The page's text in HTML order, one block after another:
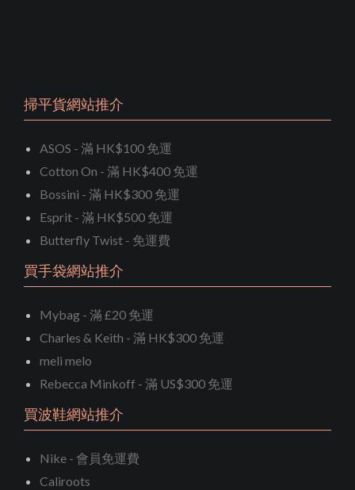
掃平貨網站推介
ASOS - 滿 HK$100 免運
Cotton On - 滿 HK$400 免運
Bossini - 滿 HK$300 免運
Esprit - 滿 HK$500 免運
Butterfly Twist - 免運費
買手袋網站推介
Mybag - 滿 £20 免運
Charles & Keith - 滿 HK$300 免運
meli melo
Rebecca Minkoff - 滿 US$300 免運
買波鞋網站推介
Nike - 會員免運費
Caliroots